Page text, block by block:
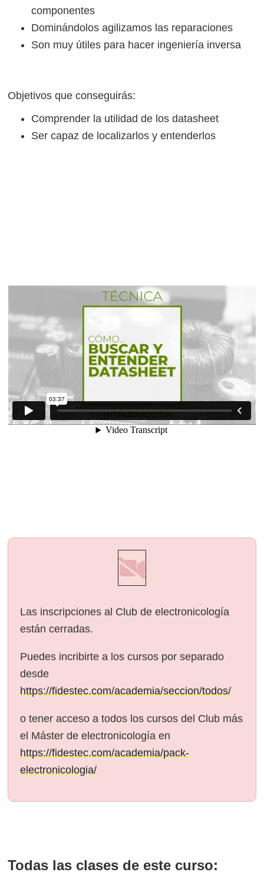
componentes
Dominándolos agilizamos las reparaciones
Son muy útiles para hacer ingeniería inversa
Objetivos que conseguirás:
Comprender la utilidad de los datasheet
Ser capaz de localizarlos y entenderlos
Las inscripciones al Club de electronicología
están cerradas.
Puedes incribirte a los cursos por separado
desde
https://fidestec.com/academia/seccion/todos/
o tener acceso a todos los cursos del Club más
el Máster de electronicología en
https://fidestec.com/academia/pack-
electronicologia/
Todas las clases de este curso: